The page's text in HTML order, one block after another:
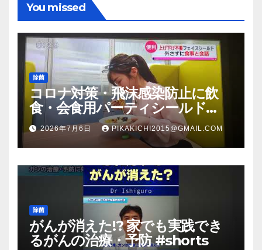
You missed
除菌
コロナ対策・飛沫感染防止に飲
食・会食用パーティシールド
（マスク会食代替品）ＦＢＣ福井
放送のＴＶ番組での紹介映像
2026年7月6日 PIKAKICHI2015@GMAIL.COM
除菌
がんが消えた!? 家でも実践でき
るがんの治療・予防 #shorts